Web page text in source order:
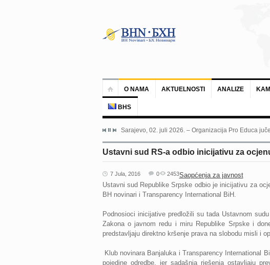
O NAMA AKTUELNOSTI ANALIZE
BHS
Sarajevo, 02. juli 2026. – Organizacija Pro Educa
Ustavni sud RS-a odbio inicijativu za
7 Jula, 2016 Saopćenja za javnost
0 2453
Ustavni sud Republike Srpske odbio je inicijativu za
BH novinari i Transparency International BiH.
Podnosioci inicijative predložili su tada Ustavnom
Zakona o javnom redu i miru Republike Srpske i
predstavljaju direktno kršenje prava na slobodu misli i
Klub novinara Banjaluka i Transparency International
pojedine odredbe, jer sadašnja rješenja ostavljaju